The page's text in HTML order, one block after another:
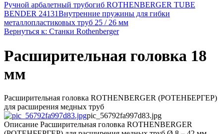
Ручной арбалетный трубогиб ROTHENBERGER TUBE
BENDER 24131Внутренние пружины для гибки
металлопластиковых труб 25 / 26 мм
Вернуться к: Станки Rothenberger
Расширительная головка 18
мм
Расширительная головка ROTHENBERGER (РОТЕНБЕРГЕР)
для расширения медных труб
pic_56792fa997d83.jpg
Описание Расширительная головка ROTHENBERGER